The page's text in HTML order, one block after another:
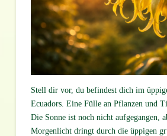
Stell dir vor, du befindest dich im
Ecuadors. Eine Fülle an Pflanzen und
Die Sonne ist noch nicht aufgegangen,
Morgenlicht dringt durch die üppigen